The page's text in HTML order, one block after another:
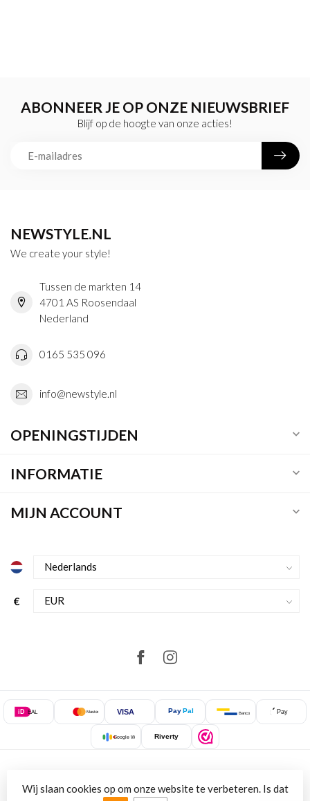
ABONNEER JE OP ONZE NIEUWSBRIEF
Blijf op de hoogte van onze acties!
NEWSTYLE.NL
We create your style!
Tussen de markten 14
4701 AS Roosendaal
Nederland
0165 535 096
info@newstyle.nl
OPENINGSTIJDEN
INFORMATIE
MIJN ACCOUNT
€
iD EAL Mastercard VISA Pay Pal Bancontact Pay
Google Wallet Riverty
Wij slaan cookies op om onze website te verbeteren. Is dat